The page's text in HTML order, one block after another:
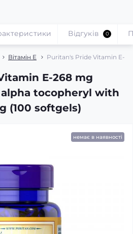
Вітамін Е Puritan's Pride Vitamin E-
E-268 mg
tocopheryl with
(100 softgels)
Відгуків 0
немає в наявності